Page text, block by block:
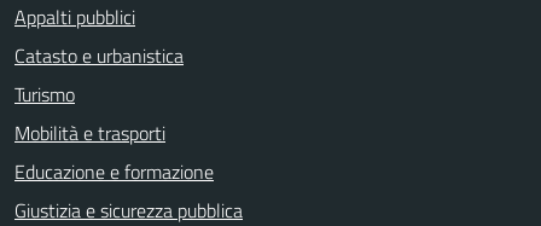
Appalti pubblici
Catasto e urbanistica
Turismo
Mobilità e trasporti
Educazione e formazione
Giustizia e sicurezza pubblica